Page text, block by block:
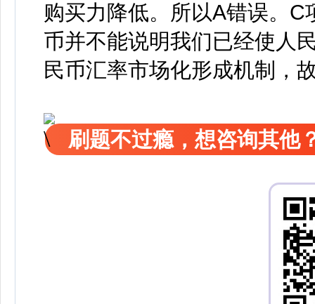
购买力降低。所以A错误。
币并不能说明我们已经使人
民币汇率市场化形成机制，
刷题不过瘾，想咨询其他